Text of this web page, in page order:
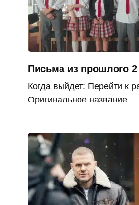
Письма из прошлого 2
Когда выйдет: Перейти к
Оригинальное название